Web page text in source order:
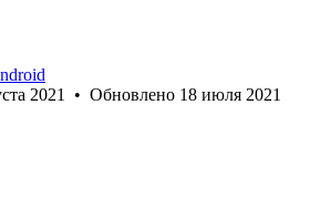
2021 • Обновлено 18 июля 2021